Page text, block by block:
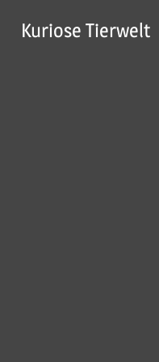
InhaltKuriose Tierwelt